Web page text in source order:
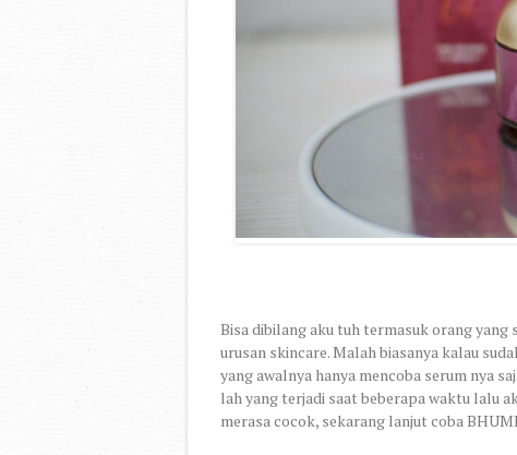
Bisa dibilang aku tuh termasuk orang
urusan skincare. Malah biasanya kalau
yang awalnya hanya mencoba serum nya
lah yang terjadi saat beberapa waktu lalu
merasa cocok, sekarang lanjut coba